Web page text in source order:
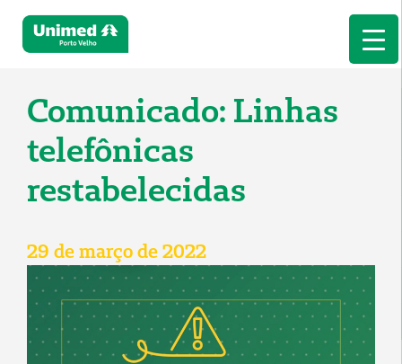
Comunicado: Linhas
telefônicas
restabelecidas
29 de março de 2022